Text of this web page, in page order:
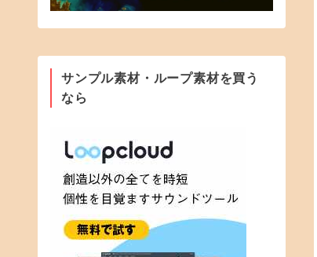
サンプル素材・ループ素材を買う
なら